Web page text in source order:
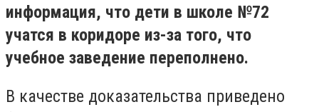
информация, что дети в школе №72
учатся в коридоре из-за того, что
учебное заведение переполнено.
В качестве доказательства приведено